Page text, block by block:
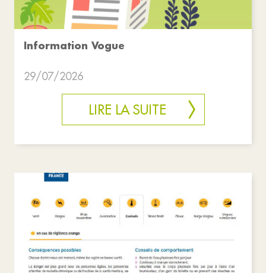
Information Vogue
29/07/2026
LIRE LA SUITE